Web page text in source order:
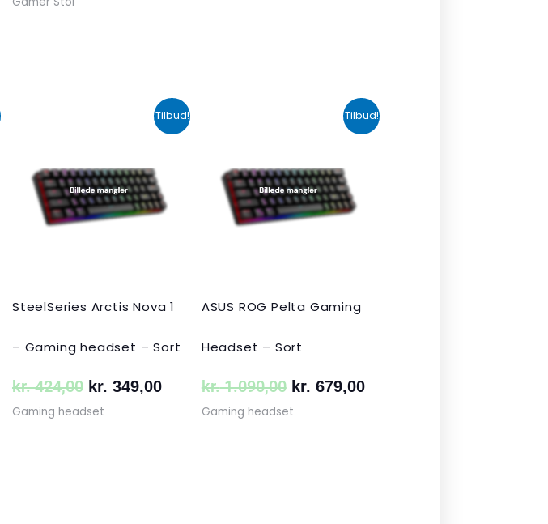
Tilbud!
SteelSeries Arctis Nova 1
– Gaming headset – Sort
kr.424,00
oprindelige
var:
kr. 424,00.
kr. 349,00
Den
aktuelle
kr. 349,00.
Gaming headset
Tilbud!
ASUS ROG Pelta Gaming
Headset – Sort
kr.1.090,00
oprindelige
var:
kr. 1.090,00.
kr. 679,00
Den
aktuelle
Gaming headset